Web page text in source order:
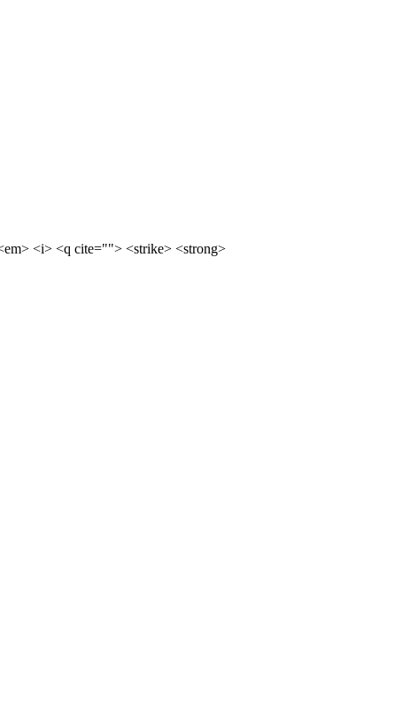
<i> <q cite=""> <strike> <strong>